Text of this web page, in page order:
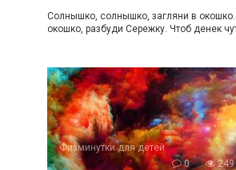
Солнышко, солнышко, загляни в окошко.
окошко, разбуди Сережку. Чтоб денек
Физминутки для детей
0
249